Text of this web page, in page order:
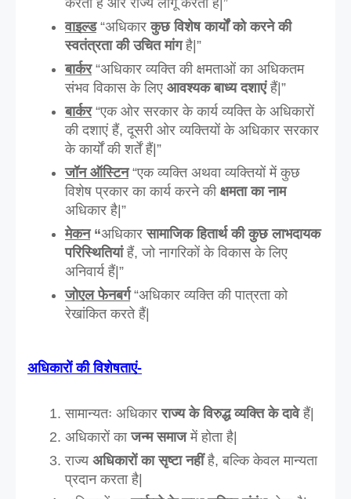
वाइल्ड “अधिकार कुछ विशेष कार्यों को करने की
स्वतंत्रता की उचित मांग है|”
बार्कर “अधिकार व्यक्ति की क्षमताओं का अधिकतम
संभव विकास के लिए आवश्यक बाध्य दशाएं हैं|”
बार्कर “एक ओर सरकार के कार्य व्यक्ति के अधिकारों
की दशाएं हैं, दूसरी ओर व्यक्तियों के अधिकार सरकार
के कार्यों की शर्तें हैं|”
जॉन ऑस्टिन “एक व्यक्ति अथवा व्यक्तियों में कुछ
विशेष प्रकार का कार्य करने की
क्षमता का नाम
अधिकार है|”
मेकन “अधिकार सामाजिक हितार्थ की कुछ लाभदायक
परिस्थितियां हैं, जो नागरिकों के विकास के लिए
अनिवार्य हैं|”
जोएल फेनबर्ग “अधिकार व्यक्ति की पात्रता को
रेखांकित करते हैं|
अधिकारों की विशेषताएं-
सामान्यतः अधिकार राज्य के विरुद्ध व्यक्ति के दावे हैं|
अधिकारों का जन्म समाज में होता है|
राज्य अधिकारों का सृष्टा नहीं है, बल्कि केवल मान्यता
प्रदान करता है|